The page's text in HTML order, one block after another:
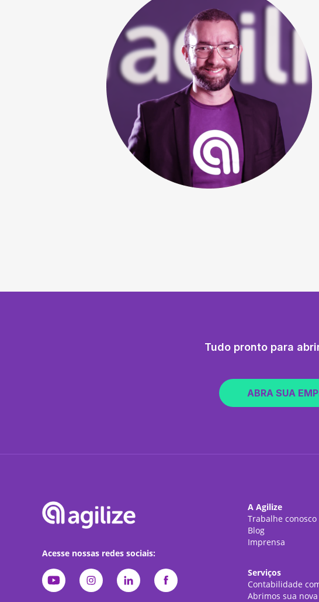
Tudo pronto para
ABRA SUA
Acesse nossas redes sociais:
A Agilize
Trabalhe conosco
Blog
Imprensa
Serviços
Contabilidade
Abrimos sua